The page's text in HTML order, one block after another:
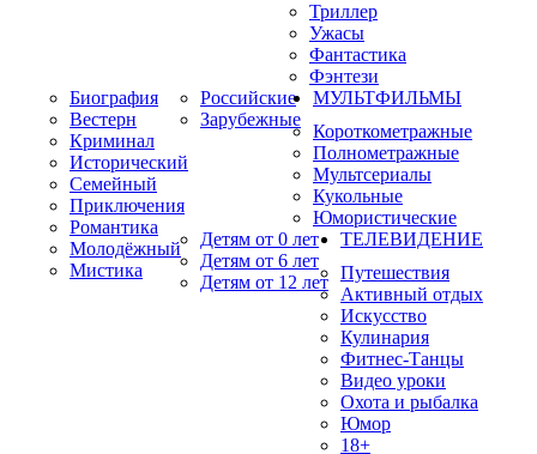
Триллер
Ужасы
Фантастика
Фэнтези
Биография
Вестерн
Криминал
Исторический
Семейный
Приключения
Романтика
Молодёжный
Мистика
Российские
Зарубежные
МУЛЬТФИЛЬМЫ
Короткометражные
Полнометражные
Мультсериалы
Кукольные
Юмористические
Детям от 0 лет
Детям от 6 лет
Детям от 12 лет
ТЕЛЕВИДЕНИЕ
Путешествия
Активный отдых
Искусство
Кулинария
Фитнес-Танцы
Видео уроки
Охота и рыбалка
Юмор
18+